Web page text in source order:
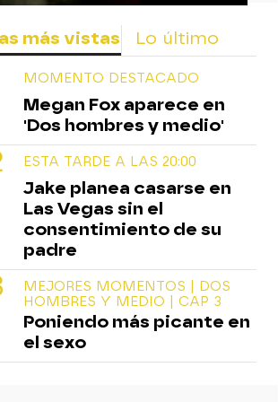
más vistas Lo último
MOMENTO DESTACADO
Megan Fox aparece en
'Dos hombres y medio'
ESTA TARDE A LAS 20:00
Jake planea casarse en
Las Vegas sin el
consentimiento de su
padre
MEJORES MOMENTOS | DOS
HOMBRES Y MEDIO | CAP 3
Poniendo más picante en
el sexo